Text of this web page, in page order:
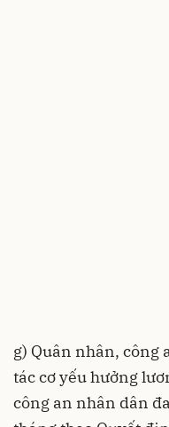
g) Quân nhân, công
tác cơ yếu hưởng
công an nhân dân